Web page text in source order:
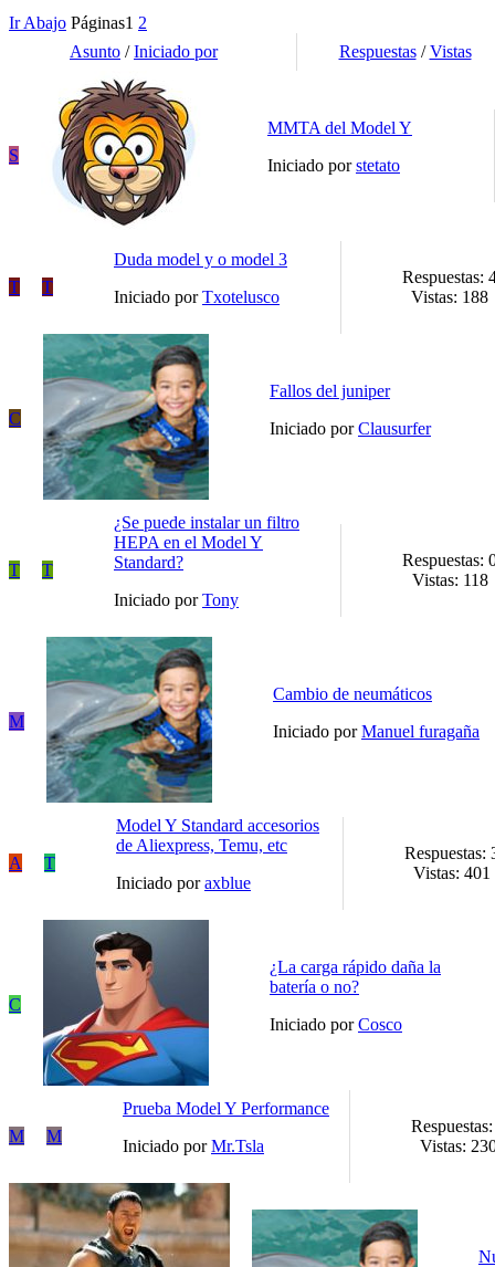
Ir Abajo Páginas1 2
Asunto /Iniciado por Respuestas/Vistas
S
MMTA del Model Y
Iniciado porstetato
T T
Duda model y o model 3
Iniciado porTxotelusco
Respuestas:
Vistas: 188
C
Fallos del juniper
Iniciado porClausurfer
T T
¿Se puede instalar un filtro
HEPA en el Model Y
Standard?
Iniciado porTony
Respuestas:
Vistas: 118
M
Cambio de neumáticos
Iniciado porManuel furagaña
A T
Model Y Standard accesorios
de Aliexpress, Temu, etc
Iniciado poraxblue
Respuestas:
Vistas: 401
C
¿La carga rápido daña la
batería o no?
Iniciado porCosco
M M
Prueba Model Y Performance
Iniciado porMr.Tsla
Vistas: